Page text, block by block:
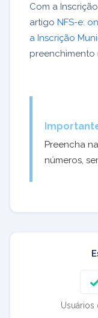
Com a
artigo NFS-e:
a Inscrição
preenchimento
Preencha
números,
Usuários